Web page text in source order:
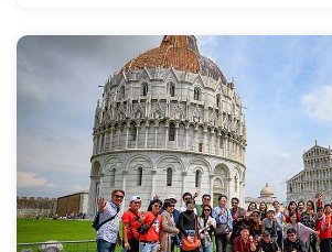
เยาวชนและประชา ...